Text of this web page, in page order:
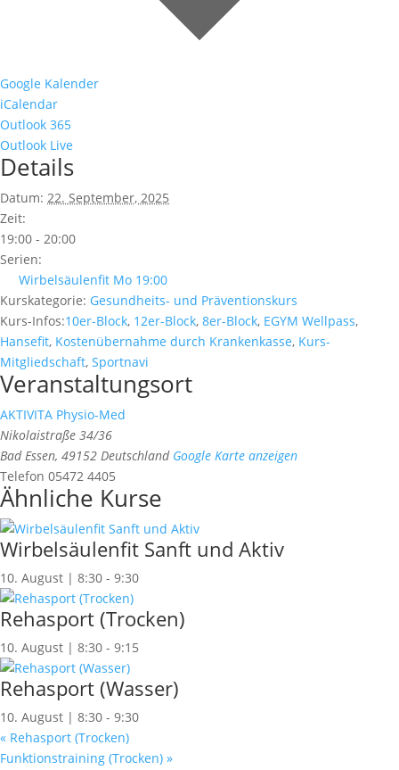
Google Kalender
iCalendar
Outlook 365
Outlook Live
Details
Datum: 22. September, 2025
Zeit:
19:00 - 20:00
Serien:
Wirbelsäulenfit Mo 19:00
Kurskategorie: Gesundheits- und Präventionskurs
Kurs-Infos:10er-Block, 12er-Block, 8er-Block, EGYM Wellpass,
Hansefit, Kostenübernahme durch Krankenkasse, Kurs-
Mitgliedschaft, Sportnavi
Veranstaltungsort
AKTIVITA Physio-Med
Nikolaistraße 34/36
Bad Essen, 49152 Deutschland Google Karte anzeigen
Telefon 05472 4405
Ähnliche Kurse
Wirbelsäulenfit Sanft und Aktiv
10. August | 8:30 - 9:30
Rehasport (Trocken)
10. August | 8:30 - 9:15
Rehasport (Wasser)
10. August | 8:30 - 9:30
« Rehasport (Trocken)
Funktionstraining (Trocken) »